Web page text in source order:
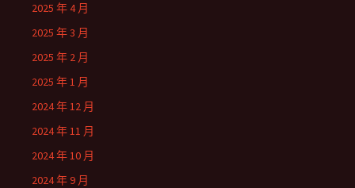
2025 年 4 月
2025 年 3 月
2025 年 2 月
2025 年 1 月
2024 年 12 月
2024 年 11 月
2024 年 10 月
2024 年 9 月